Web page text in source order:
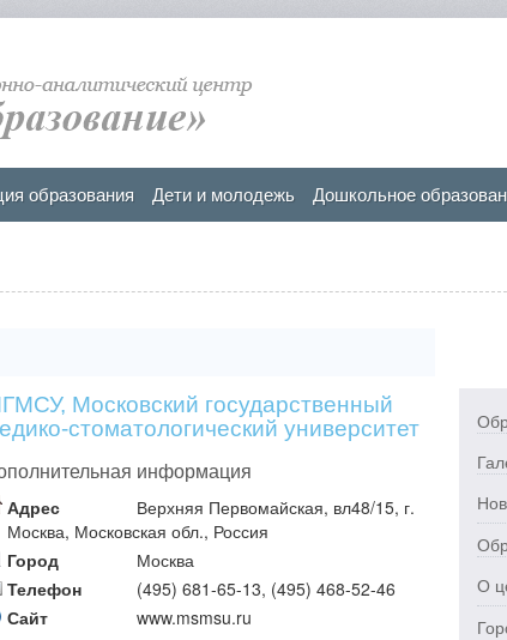
образования Дети и молодежь Дошкольное
Московский государственный
стоматологический университет
информация
Адрес
Верхняя Первомайская, вл48/15, г.
Москва, Московская обл., Россия
Город
Москва
Телефон
(495) 681-65-13, (495) 468-52-46
Сайт
www.msmsu.ru
О